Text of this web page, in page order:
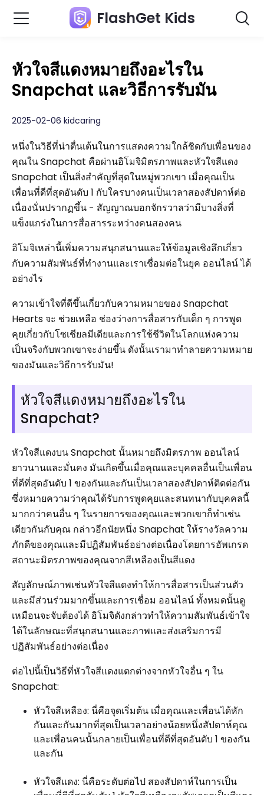
FlashGet Kids
หัวใจสีแดงหมายถึงอะไรใน
Snapchat และวิธีการรับมัน
2025-02-06 kidcaring
หนึ่งในวิธีที่น่าตื่นเต้นในการแสดงความใกล้ชิดกับเพื่อนของ
คุณใน Snapchat คือผ่านอิโมจิมิตรภาพและหัวใจสีแดง
Snapchat เป็นสิ่งสำคัญที่สุดในหมู่พวกเขา เมื่อคุณเป็น
เพื่อนที่ดีที่สุดอันดับ 1 กับใครบางคนเป็นเวลาสองสัปดาห์ต่อ
เนื่องนั่นปรากฏขึ้น - สัญญาณบอกจักรวาลว่ามีบางสิ่งที่
แข็งแกร่งในการสื่อสารระหว่างคนสองคน
อิโมจิเหล่านี้เพิ่มความสนุกสนานและให้ข้อมูลเชิงลึกเกี่ยว
กับความสัมพันธ์ที่ทำงานและเราเชื่อมต่อในยุค ออนไลน์ ได้
อย่างไร
ความเข้าใจที่ดีขึ้นเกี่ยวกับความหมายของ Snapchat
Hearts จะ ช่วยเหลือ ช่องว่างการสื่อสารกับเด็ก ๆ การพูด
คุยเกี่ยวกับโซเชียลมีเดียและการใช้ชีวิตในโลกแห่งความ
เป็นจริงกับพวกเขาจะง่ายขึ้น ดังนั้นเรามาทำลายความหมาย
ของมันและวิธีการรับมัน!
หัวใจสีแดงหมายถึงอะไรใน
Snapchat?
หัวใจสีแดงบน Snapchat นั้นหมายถึงมิตรภาพ ออนไลน์
ยาวนานและมั่นคง มันเกิดขึ้นเมื่อคุณและบุคคลอื่นเป็นเพื่อน
ที่ดีที่สุดอันดับ 1 ของกันและกันเป็นเวลาสองสัปดาห์ติดต่อกัน
ซึ่งหมายความว่าคุณได้รับการพูดคุยและสนทนากับบุคคลนี้
มากกว่าคนอื่น ๆ ในรายการของคุณและพวกเขาก็ทำเช่น
เดียวกันกับคุณ กล่าวอีกนัยหนึ่ง Snapchat ให้รางวัลความ
ภักดีของคุณและมีปฏิสัมพันธ์อย่างต่อเนื่องโดยการอัพเกรด
สถานะมิตรภาพของคุณจากสีเหลืองเป็นสีแดง
สัญลักษณ์ภาพเช่นหัวใจสีแดงทำให้การสื่อสารเป็นส่วนตัว
และมีส่วนร่วมมากขึ้นและการเชื่อม ออนไลน์ ทั้งหมดนั้นดู
เหมือนจะจับต้องได้ อิโมจิดังกล่าวทำให้ความสัมพันธ์เข้าใจ
ได้ในลักษณะที่สนุกสนานและภาพและส่งเสริมการมี
ปฏิสัมพันธ์อย่างต่อเนื่อง
ต่อไปนี้เป็นวิธีที่หัวใจสีแดงแตกต่างจากหัวใจอื่น ๆ ใน
Snapchat:
หัวใจสีเหลือง: นี่คือจุดเริ่มต้น เมื่อคุณและเพื่อนได้หัก
กันและกันมากที่สุดเป็นเวลาอย่างน้อยหนึ่งสัปดาห์คุณ
และเพื่อนคนนั้นกลายเป็นเพื่อนที่ดีที่สุดอันดับ 1 ของกัน
และกัน
หัวใจสีแดง: นี่คือระดับต่อไป สองสัปดาห์ในการเป็น